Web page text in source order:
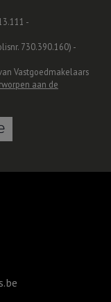
-
730.390.160) -
Vastgoedmakelaars
aan de